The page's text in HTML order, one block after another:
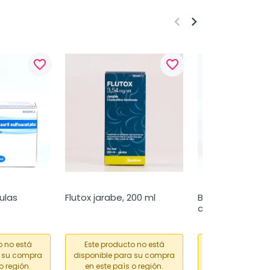
favorite_border
no está
compra
región.
favorite_border
Flutox jarabe, 200 ml
Este producto no está
disponible para su compra
en este país o región.
Biodramina
comprimidos
keyboard_arrow_left keyboard_arrow_right